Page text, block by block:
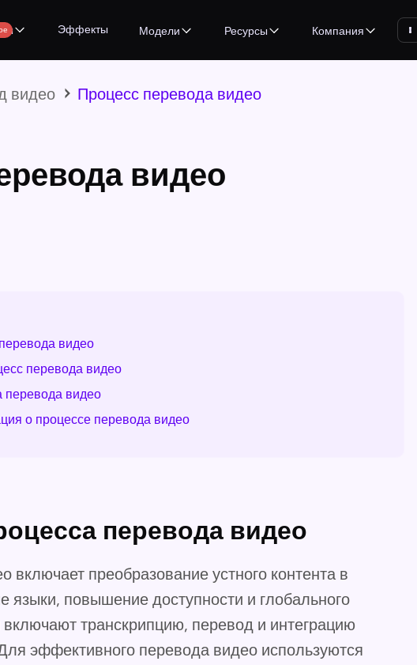
Эффекты Модели Ресурсы Компания
видео Процесс перевода видео
видео
видео
перевода видео
перевода видео
о процессе перевода видео
перевода видео
включает преобразование устного контента в
языки, повышение доступности и глобального
транскрипцию, перевод и интеграцию
эффективного перевода видео используются